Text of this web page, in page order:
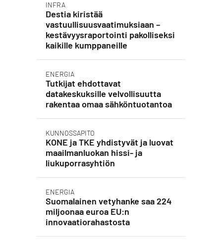
INFRA
Destia kiristää
vastuullisuusvaatimuksiaan –
kestävyysraportointi pakolliseksi
kaikille kumppaneille
ENERGIA
Tutkijat ehdottavat
datakeskuksille velvollisuutta
rakentaa omaa sähköntuotantoa
KUNNOSSAPITO
KONE ja TKE yhdistyvät ja luovat
maailmanluokan hissi- ja
liukuporrasyhtiön
ENERGIA
Suomalainen vetyhanke saa 224
miljoonaa euroa EU:n
innovaatiorahastosta